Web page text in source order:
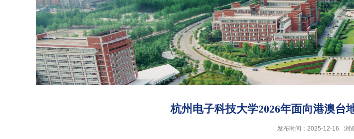
杭州电子科技大学2026年面向港澳台
发布时间：2025-12-16 浏